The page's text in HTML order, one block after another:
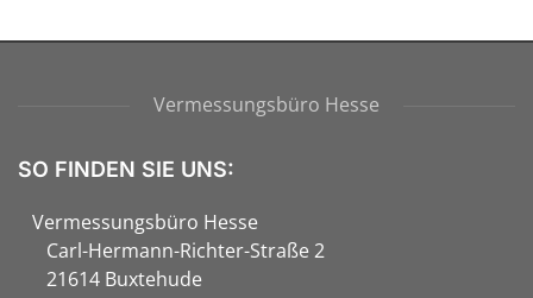
Vermessungsbüro Hesse
SO FINDEN SIE UNS:
Vermessungsbüro Hesse
Carl-Hermann-Richter-Straße 2
21614 Buxtehude